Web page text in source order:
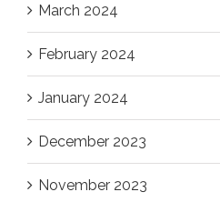
March 2024
February 2024
January 2024
December 2023
November 2023